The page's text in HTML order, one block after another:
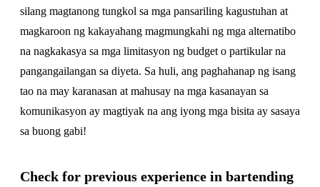
silang magtanong tungkol sa mga pansariling kagustuhan at
magkaroon ng kakayahang magmungkahi ng mga alternatibo
na nagkakasya sa mga limitasyon ng budget o partikular na
pangangailangan sa diyeta. Sa huli, ang paghahanap ng isang
tao na may karanasan at mahusay na mga kasanayan sa
komunikasyon ay magtiyak na ang iyong mga bisita ay sasaya
sa buong gabi!
Check for previous experience in bartending